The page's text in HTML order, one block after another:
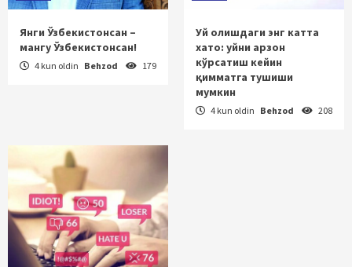
Янги Ўзбекистонсан –
мангу Ўзбекистонсан!
4 kun oldin Behzod 179
Уй олишдаги энг катта
хато: уйни арзон
кўрсатиш кейин
қимматга тушиши
мумкин
4 kun oldin Behzod 208